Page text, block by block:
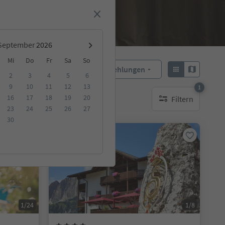
Mi Do Fr Sa
So
2 3 4 5
6
9 10 11 12
13
16 17 18 19
20
23 24 25 26
27
30
Empfehlungen
Unterkunft Filtern
1
1 aktiver Filter
1/24 1/8